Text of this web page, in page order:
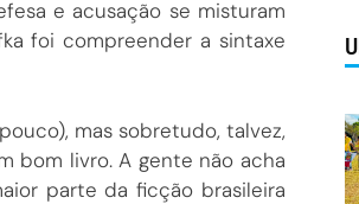
e acusação se misturam
foi compreender a sintaxe
mas sobretudo, talvez,
bom livro. A gente não acha
parte da ficção brasileira